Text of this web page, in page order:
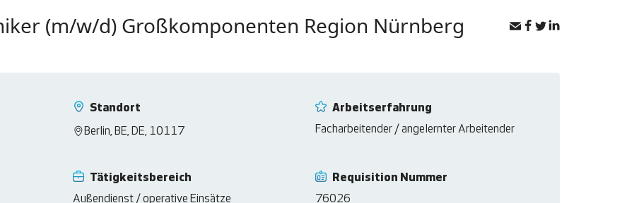
(m/w/d) Großkomponenten Region Nürnberg
Requisition Nummer
76026
Standort
Berlin, BE, DE, 10117
Arbeitserfahrung
Facharbeitender / angelernter Arbeitender
Tätigkeitsbereich
Außendienst / operative Einsätze